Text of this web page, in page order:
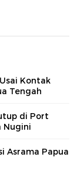
Kontak
Tengah
di Port
Nugini
Asrama Papua